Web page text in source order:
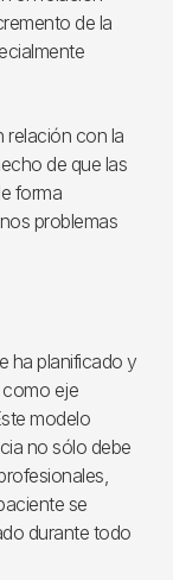
de la
relación con la
de que las
forma
problemas
ha planificado y
eje
modelo
no sólo debe
se
durante todo